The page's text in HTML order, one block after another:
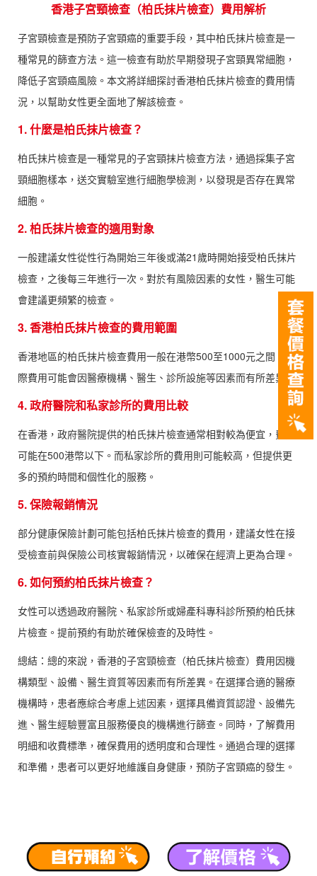
香港子宮頸檢查（柏氏抹片檢查）費用解析
子宮頸檢查是預防子宮頸癌的重要手段，其中柏氏抹片檢查是一
種常見的篩查方法。這一檢查有助於早期發現子宮頸異常細胞，
降低子宮頸癌風險。本文將詳細探討香港柏氏抹片檢查的費用情
況，以幫助女性更全面地了解該檢查。
1. 什麼是柏氏抹片檢查？
柏氏抹片檢查是一種常見的子宮頸抹片檢查方法，通過採集子宮
頸細胞樣本，送交實驗室進行細胞學檢測，以發現是否存在異常
細胞。
2. 柏氏抹片檢查的適用對象
一般建議女性從性行為開始三年後或滿21歲時開始接受柏氏抹片
檢查，之後每三年進行一次。對於有風險因素的女性，醫生可能
會建議更頻繁的檢查。
3. 香港柏氏抹片檢查的費用範圍
香港地區的柏氏抹片檢查費用一般在港幣500至1000元之間，實
際費用可能會因醫療機構、醫生、診所設施等因素而有所差異。
4. 政府醫院和私家診所的費用比較
在香港，政府醫院提供的柏氏抹片檢查通常相對較為便宜，費用
可能在500港幣以下。而私家診所的費用則可能較高，但提供更
多的預約時間和個性化的服務。
5. 保險報銷情況
部分健康保險計劃可能包括柏氏抹片檢查的費用，建議女性在接
受檢查前與保險公司核實報銷情況，以確保在經濟上更為合理。
6. 如何預約柏氏抹片檢查？
女性可以透過政府醫院、私家診所或婦產科專科診所預約柏氏抹
片檢查。提前預約有助於確保檢查的及時性。
總結：總的來說，香港的子宮頸檢查（柏氏抹片檢查）費用因機
構類型、設備、醫生資質等因素而有所差異。在選擇合適的醫療
機構時，患者應綜合考慮上述因素，選擇具備資質認證、設備先
進、醫生經驗豐富且服務優良的機構進行篩查。同時，了解費用
明細和收費標準，確保費用的透明度和合理性。通過合理的選擇
和準備，患者可以更好地維護自身健康，預防子宮頸癌的發生。